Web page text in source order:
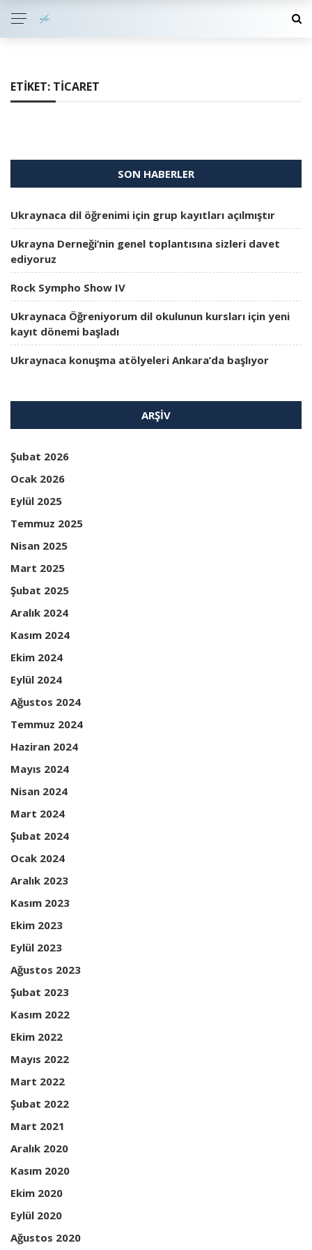
ETIKET: TICARET
SON HABERLER
Ukraynaca dil öğrenimi için grup kayıtları açılmıştır
Ukrayna Derneği’nin genel toplantısına sizleri davet
ediyoruz
Rock Sympho Show IV
Ukraynaca Öğreniyorum dil okulunun kursları için yeni
kayıt dönemi başladı
Ukraynaca konuşma atölyeleri Ankara’da başlıyor
ARŞIV
Şubat 2026
Ocak 2026
Eylül 2025
Temmuz 2025
Nisan 2025
Mart 2025
Şubat 2025
Aralık 2024
Kasım 2024
Ekim 2024
Eylül 2024
Ağustos 2024
Temmuz 2024
Haziran 2024
Mayıs 2024
Nisan 2024
Mart 2024
Şubat 2024
Ocak 2024
Aralık 2023
Kasım 2023
Ekim 2023
Eylül 2023
Ağustos 2023
Şubat 2023
Kasım 2022
Ekim 2022
Mayıs 2022
Mart 2022
Şubat 2022
Mart 2021
Aralık 2020
Kasım 2020
Ekim 2020
Eylül 2020
Ağustos 2020